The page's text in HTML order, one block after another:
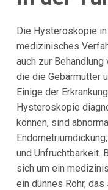
Die Hysteroskopie
medizinisches
auch zur
die die Gebärmutter
Einige der
Hysteroskopie
können, sind
und Unfruchtbarkeit.
sich um ein
ein dünnes Rohr,